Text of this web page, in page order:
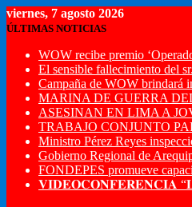
viernes, 7 agosto 2026
ÚLTIMAS NOTICIAS
WOW recibe premio
El sensible fallecimiento
Campaña de WOW brindará
MARINA DE GUERRA
ASESINAN EN LIMA A
TRABAJO CONJUNTO
Ministro Pérez Reyes
Gobierno Regional de
FONDEPES promueve
𝐕𝐈𝐃𝐄𝐎𝐂𝐎𝐍𝐅𝐄𝐑𝐄𝐍𝐂𝐈𝐀